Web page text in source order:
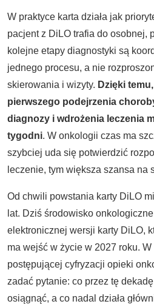
W praktyce karta działa jak
pacjent z DiLO trafia do osobnej,
kolejne etapy diagnostyki są
jednego procesu, a nie
skierowania i wizyty. Dzięki
pierwszego podejrzenia
diagnozy i wdrożenia leczenia
tygodni. W onkologii czas ma
szybciej uda się potwierdzić
leczenie, tym większa szansa na
Od chwili powstania karty DiLO
lat. Dziś środowisko
elektronicznej wersji karty DiLO,
ma wejść w życie w 2027 roku.
postępującej cyfryzacji opieki
zadać pytanie: co przez tę
osiągnąć, a co nadal działa